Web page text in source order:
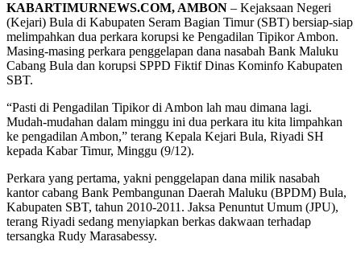
KABARTIMURNEWS.COM, AMBON – Kejaksaan Negeri
(Kejari) Bula di Kabupaten Seram Bagian Timur (SBT) bersiap-siap
melimpahkan dua perkara korupsi ke Pengadilan Tipikor Ambon.
Masing-masing perkara penggelapan dana nasabah Bank Maluku
Cabang Bula dan korupsi SPPD Fiktif Dinas Kominfo Kabupaten
SBT.
“Pasti di Pengadilan Tipikor di Ambon lah mau dimana lagi.
Mudah-mudahan dalam minggu ini dua perkara itu kita limpahkan
ke pengadilan Ambon,” terang Kepala Kejari Bula, Riyadi SH
kepada Kabar Timur, Minggu (9/12).
Perkara yang pertama, yakni penggelapan dana milik nasabah
kantor cabang Bank Pembangunan Daerah Maluku (BPDM) Bula,
Kabupaten SBT, tahun 2010-2011. Jaksa Penuntut Umum (JPU),
terang Riyadi sedang menyiapkan berkas dakwaan terhadap
tersangka Rudy Marasabessy.